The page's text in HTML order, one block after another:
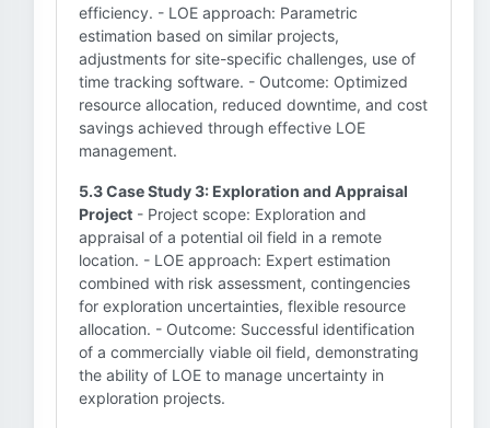
efficiency. - LOE approach: Parametric
estimation based on similar projects,
adjustments for site-specific challenges, use of
time tracking software. - Outcome: Optimized
resource allocation, reduced downtime, and cost
savings achieved through effective LOE
management.
5.3 Case Study 3: Exploration and Appraisal
Project - Project scope: Exploration and
appraisal of a potential oil field in a remote
location. - LOE approach: Expert estimation
combined with risk assessment, contingencies
for exploration uncertainties, flexible resource
allocation. - Outcome: Successful identification
of a commercially viable oil field, demonstrating
the ability of LOE to manage uncertainty in
exploration projects.